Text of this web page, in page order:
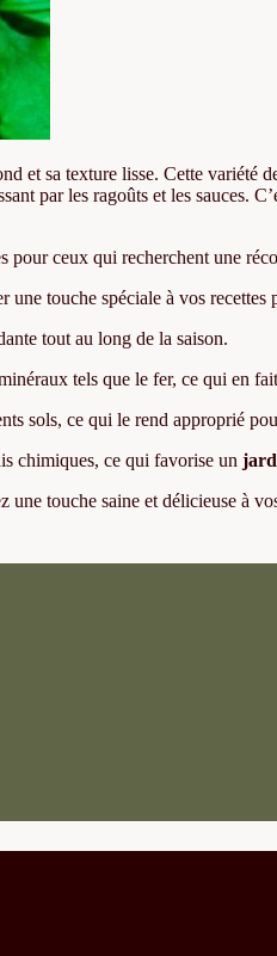
et sa texture lisse. Cette
par les ragoûts et les sauces.
ceux qui recherchent une
touche spéciale à vos
tout au long de la saison.
tels que le fer, ce qui en
sols, ce qui le rend approprié
chimiques, ce qui favorise un
une touche saine et délicieuse à